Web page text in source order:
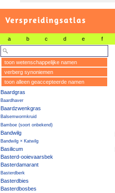
Verspreidingsatlas
a b c d e f
toon wetenschappelijke namen
verberg synoniemen
toon alleen geaccepteerde namen
Baardgras
Baardhaver
Baardzwenkgras
Balsemwormkruid
Bamboe (soort onbekend)
Bandwilg
Bandwilg × Katwilg
Basilicum
Basterd-ooievaarsbek
Basterdamarant
Basterdberk
Basterdbies
Basterdbosbes